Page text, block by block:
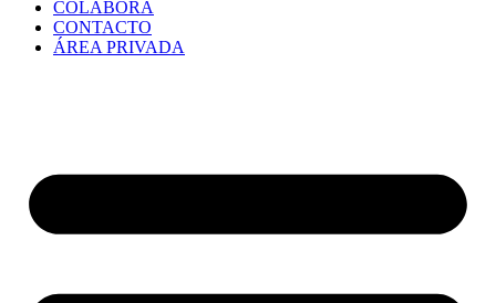
COLABORA
CONTACTO
ÁREA PRIVADA